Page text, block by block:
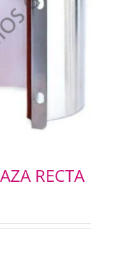
RECTA